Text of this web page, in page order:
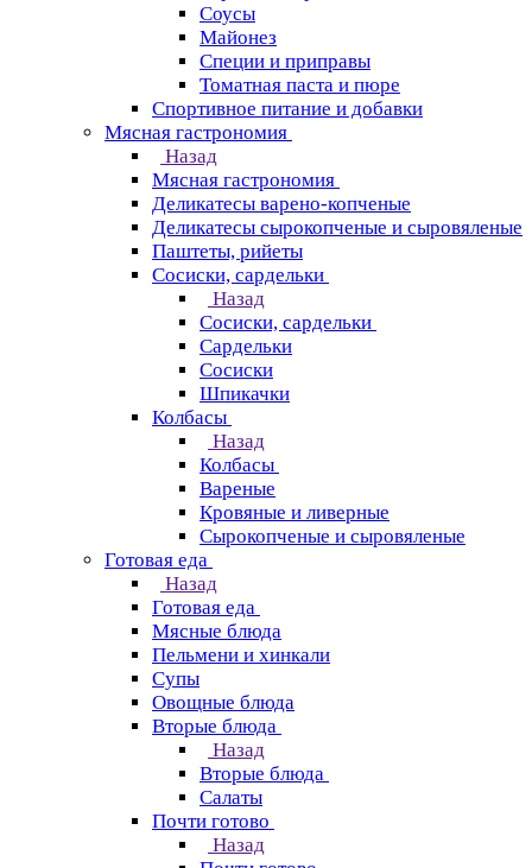
Соусы
Майонез
Специи и приправы
Томатная паста и пюре
Спортивное питание и добавки
Мясная гастрономия
Назад
Мясная гастрономия
Деликатесы варено-копченые
Деликатесы сырокопченые и сыровяленые
Паштеты, рийеты
Сосиски, сардельки
Назад
Сосиски, сардельки
Сардельки
Сосиски
Шпикачки
Колбасы
Назад
Колбасы
Вареные
Кровяные и ливерные
Сырокопченые и сыровяленые
Готовая еда
Назад
Готовая еда
Мясные блюда
Пельмени и хинкали
Супы
Овощные блюда
Вторые блюда
Назад
Вторые блюда
Салаты
Почти готово
Назад